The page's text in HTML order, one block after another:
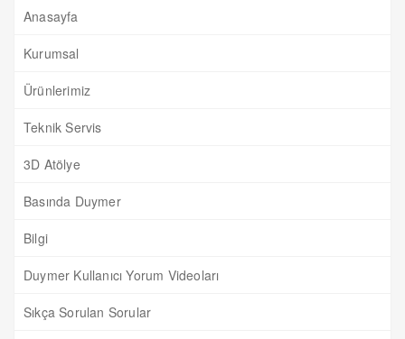
Anasayfa
Kurumsal
Ürünlerimiz
Teknik Servis
3D Atölye
Basında Duymer
Bilgi
Duymer Kullanıcı Yorum Videoları
Sıkça Sorulan Sorular